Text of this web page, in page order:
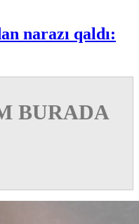
narazı qaldı:
BURADA